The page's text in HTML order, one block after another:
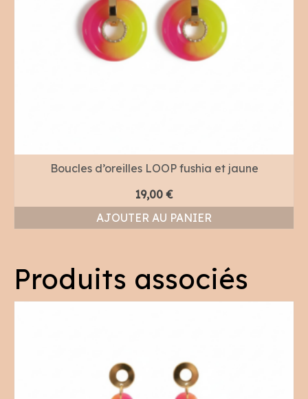
Boucles d’oreilles LOOP fushia et jaune
19,00 €
AJOUTER AU PANIER
Produits associés